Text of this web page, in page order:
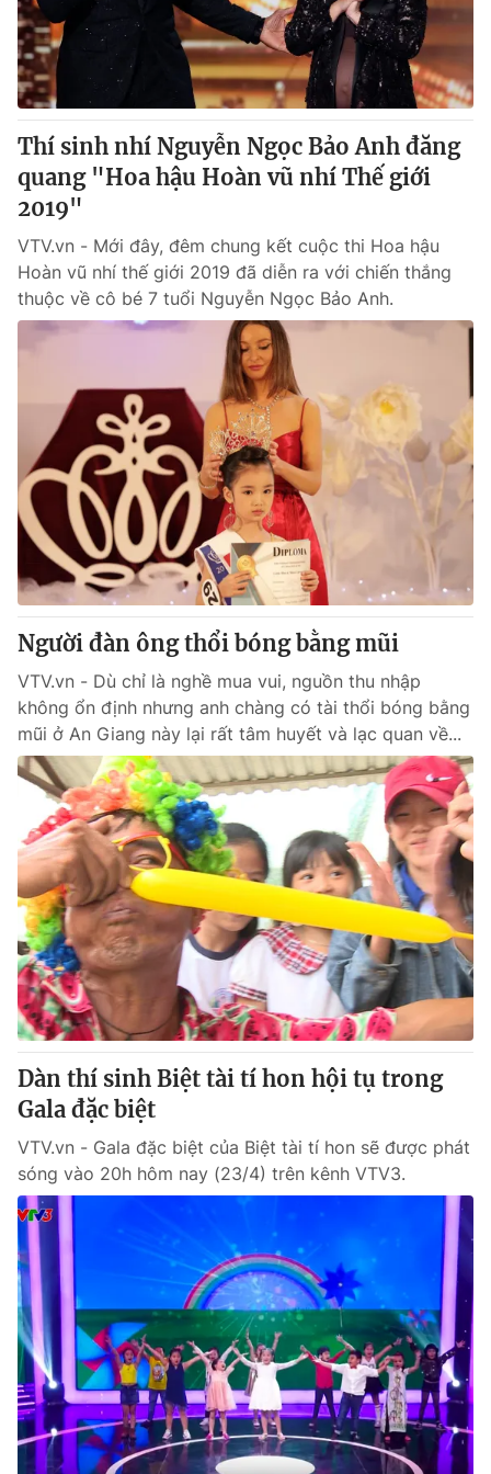
Sản phẩm
Thị trường
Tư vấn
Lịch phát sóng
Chuyên mục khác
Emagazine Podcast
Photo Infographic
Video Shorts video
VTV Thể thao
VTV Sức khoẻ Bất động sản
Thị trường 24h Tấm lòng Việt
VTV4 Vươn mình bằng AI
VTV9 VTV8
Liên hệ tòa soạn English
THỜI BÁO VTV
Theo dõi báo trên
Cơ quan chủ quản:Đài Truyền hình Việt Nam
Cơ quan báo chí:
Thời báo VTV
Giấy phép hoạt động báo in và báo điện tử số 483/GP-BTTTT
cấp ngày 29/12/2023
Tổng Biên tập:Vũ Thanh Thủy
Phó Tổng Biên tập:Nguyễn Thị Mỹ Hạnh, Phạm Quốc Thắng,
Nguyễn Trọng Ninh
024.38 355 931 - 024.38 355 932
Ðiện thoại Thời báo VTV:024.66 897 897
Email:toasoan@vtv.vn
Liên hệ quảng cáo:
024-7300.7108
Thí sinh nhí Nguyễn Ngọc Bảo Anh đăng
quang "Hoa hậu Hoàn vũ nhí Thế giới
2019"
VTV.vn - Mới đây, đêm chung kết cuộc thi Hoa hậu
Hoàn vũ nhí thế giới 2019 đã diễn ra với chiến thắng
thuộc về cô bé 7 tuổi Nguyễn Ngọc Bảo Anh.
Người đàn ông thổi bóng bằng mũi
VTV.vn - Dù chỉ là nghề mua vui, nguồn thu nhập
không ổn định nhưng anh chàng có tài thổi bóng bằng
mũi ở An Giang này lại rất tâm huyết và lạc quan về...
Dàn thí sinh Biệt tài tí hon hội tụ trong
Gala đặc biệt
VTV.vn - Gala đặc biệt của Biệt tài tí hon sẽ được phát
sóng vào 20h hôm nay (23/4) trên kênh VTV3.